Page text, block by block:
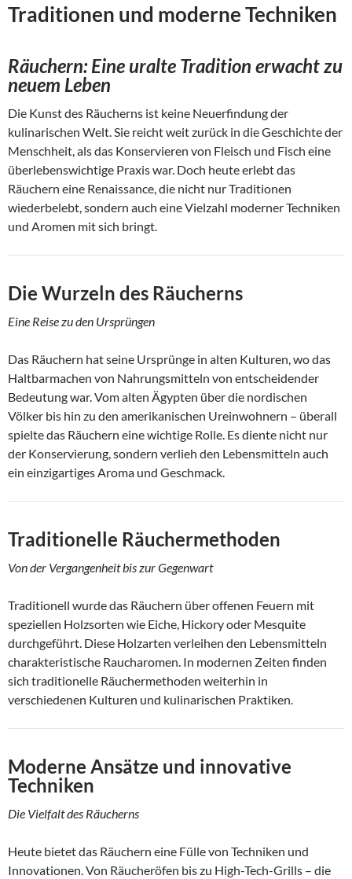
Traditionen und moderne Techniken
Räuchern: Eine uralte Tradition erwacht zu
neuem Leben
Die Kunst des Räucherns ist keine Neuerfindung der
kulinarischen Welt. Sie reicht weit zurück in die Geschichte der
Menschheit, als das Konservieren von Fleisch und Fisch eine
überlebenswichtige Praxis war. Doch heute erlebt das
Räuchern eine Renaissance, die nicht nur Traditionen
wiederbelebt, sondern auch eine Vielzahl moderner Techniken
und Aromen mit sich bringt.
Die Wurzeln des Räucherns
Eine Reise zu den Ursprüngen
Das Räuchern hat seine Ursprünge in alten Kulturen, wo das
Haltbarmachen von Nahrungsmitteln von entscheidender
Bedeutung war. Vom alten Ägypten über die nordischen
Völker bis hin zu den amerikanischen Ureinwohnern – überall
spielte das Räuchern eine wichtige Rolle. Es diente nicht nur
der Konservierung, sondern verlieh den Lebensmitteln auch
ein einzigartiges Aroma und Geschmack.
Traditionelle Räuchermethoden
Von der Vergangenheit bis zur Gegenwart
Traditionell wurde das Räuchern über offenen Feuern mit
speziellen Holzsorten wie Eiche, Hickory oder Mesquite
durchgeführt. Diese Holzarten verleihen den Lebensmitteln
charakteristische Raucharomen. In modernen Zeiten finden
sich traditionelle Räuchermethoden weiterhin in
verschiedenen Kulturen und kulinarischen Praktiken.
Moderne Ansätze und innovative
Techniken
Die Vielfalt des Räucherns
Heute bietet das Räuchern eine Fülle von Techniken und
Innovationen. Von Räucheröfen bis zu High-Tech-Grills – die